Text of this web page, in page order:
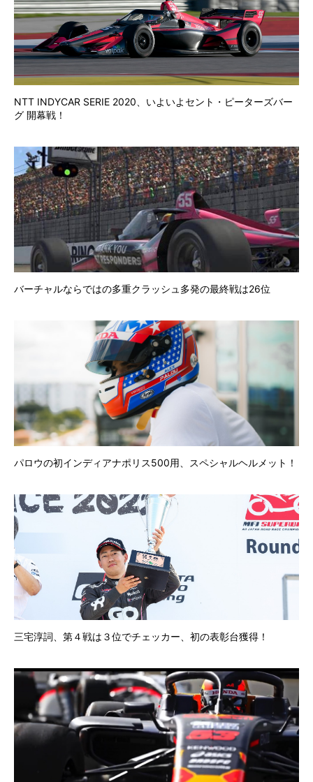
NTT INDYCAR SERIE 2020、いよいよセント・ピーターズバー
グ 開幕戦！
バーチャルならではの多重クラッシュ多発の最終戦は26位
パロウの初インディアナポリス500用、スペシャルヘルメット！
三宅淳詞、第４戦は３位でチェッカー、初の表彰台獲得！